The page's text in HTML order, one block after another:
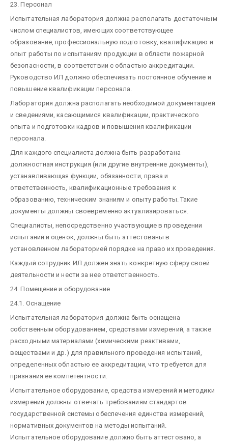
23. Персонал
Испытательная лаборатория должна располагать достаточным
числом специалистов, имеющих соответствующее
образование, профессиональную подготовку, квалификацию и
опыт работы по испытаниям продукции в области пожарной
безопасности, в соответствии с областью аккредитации.
Руководство ИЛ должно обеспечивать постоянное обучение и
повышение квалификации персонала.
Лаборатория должна располагать необходимой документацией
и сведениями, касающимися квалификации, практического
опыта и подготовки кадров и повышения квалификации
персонала.
Для каждого специалиста должна быть разработана
должностная инструкция (или другие внутренние документы),
устанавливающая функции, обязанности, права и
ответственность, квалификационные требования к
образованию, техническим знаниям и опыту работы. Такие
документы должны своевременно актуализироваться.
Специалисты, непосредственно участвующие в проведении
испытаний и оценок, должны быть аттестованы в
установленном лабораторией порядке на право их проведения.
Каждый сотрудник ИЛ должен знать конкретную сферу своей
деятельности и нести за нее ответственность.
24. Помещение и оборудование
24.1. Оснащение
Испытательная лаборатория должна быть оснащена
собственным оборудованием, средствами измерений, а также
расходными материалами (химическими реактивами,
веществами и др.) для правильного проведения испытаний,
определенных областью ее аккредитации, что требуется для
признания ее компетентности.
Испытательное оборудование, средства измерений и методики
измерений должны отвечать требованиям стандартов
государственной системы обеспечения единства измерений,
нормативных документов на методы испытаний.
Испытательное оборудование должно быть аттестовано, а